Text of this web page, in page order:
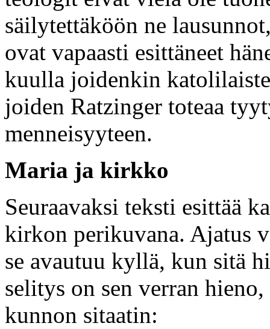
säilytettäköön ne
ovat vapaasti esittäneet
kuulla joidenkin
joiden Ratzinger toteaa
menneisyyteen.
Maria ja kirkko
Seuraavaksi teksti esittää
kirkon perikuvana. Ajatus
se avautuu kyllä, kun sitä
selitys on sen verran
kunnon sitaatin: